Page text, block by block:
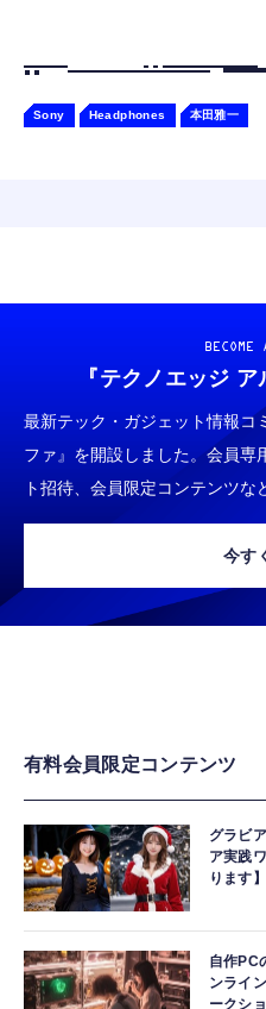
Sony Headphones 本田雅一
BECOME
『テクノエッジ ア
最新テック・ガジェット情報コ
ファ』を開設しました。会員専
ト招待、会員限定コンテンツな
今す
有料会員限定コンテンツ
グラビ
ア実践
ります】
自作PC
ンライ
ークシ